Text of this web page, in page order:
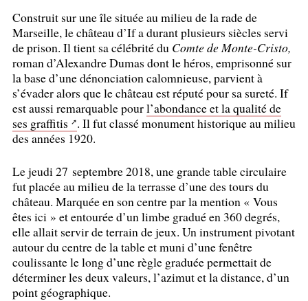
Construit sur une île située au milieu de la rade de
Marseille, le château d’If a durant plusieurs siècles servi
de prison. Il tient sa célébrité du Comte de Monte-Cristo,
roman d’Alexandre Dumas dont le héros, emprisonné sur
la base d’une dénonciation calomnieuse, parvient à
s’évader alors que le château est réputé pour sa sureté. If
est aussi remarquable pourl’abondance et la qualité de
ses graffitis
. Il fut classé monument historique au milieu
des années 1920.
Le jeudi 27 septembre 2018, une grande table circulaire
fut placée au milieu de la terrasse d’une des tours du
château. Marquée en son centre par la mention « Vous
êtes ici » et entourée d’un limbe gradué en 360 degrés,
elle allait servir de terrain de jeux. Un instrument pivotant
autour du centre de la table et muni d’une fenêtre
coulissante le long d’une règle graduée permettait de
déterminer les deux valeurs, l’azimut et la distance, d’un
point géographique.